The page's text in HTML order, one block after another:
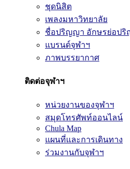
ชุดนิสิต
เพลงมหาวิทยาลัย
ชื่อปริญญา อักษรย่อป
แบรนด์จุฬาฯ
ภาพบรรยากาศ
ติดต่อจุฬาฯ
หน่วยงานของจุฬาฯ
สมุดโทรศัพท์ออนไลน์
Chula Map
แผนที่และการเดินทาง
ร่วมงานกับจุฬาฯ